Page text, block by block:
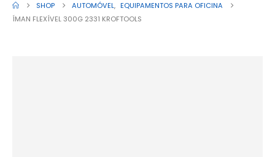
SHOP AUTOMÓVEL, EQUIPAMENTOS PARA OFICINA
ÍMAN FLEXÍVEL 300G 2331 KROFTOOLS